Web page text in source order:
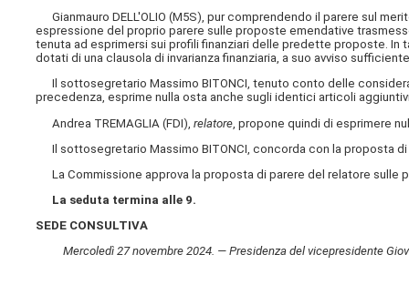
Gianmauro DELL'OLIO (M5S), pur comprendendo il parere sul
espressione del proprio parere sulle proposte emendative
tenuta ad esprimersi sui profili finanziari delle predette proposte.
dotati di una clausola di invarianza finanziaria, a suo avviso
Il sottosegretario Massimo BITONCI, tenuto conto delle
precedenza, esprime nulla osta anche sugli identici articoli aggiuntivi
Andrea TREMAGLIA (FDI),relatore , propone quindi di esprimere
Il sottosegretario Massimo BITONCI, concorda con la proposta
La Commissione approva la proposta di parere del relatore sulle
La seduta termina alle 9.
SEDE CONSULTIVA
Mercoledì 27 novembre 2024. — Presidenza del vicepresidente